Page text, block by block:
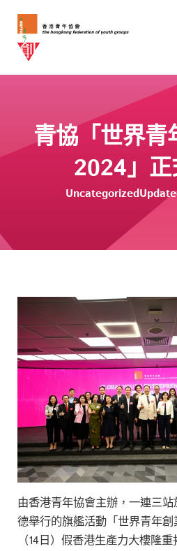
青協「世界青
2024」
Uncategorized
由香港青年協會主辦，一連三
德舉行的旗艦活動「世界青年
（14日）假香港生產力大樓隆